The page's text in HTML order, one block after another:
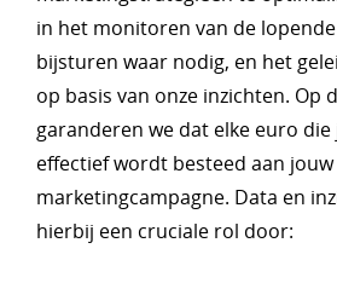
in het monitoren van de
bijsturen waar nodig, en het
op basis van onze inzichten. Op
garanderen we dat elke euro
effectief wordt besteed aan jouw
marketingcampagne. Data en
hierbij een cruciale rol door: